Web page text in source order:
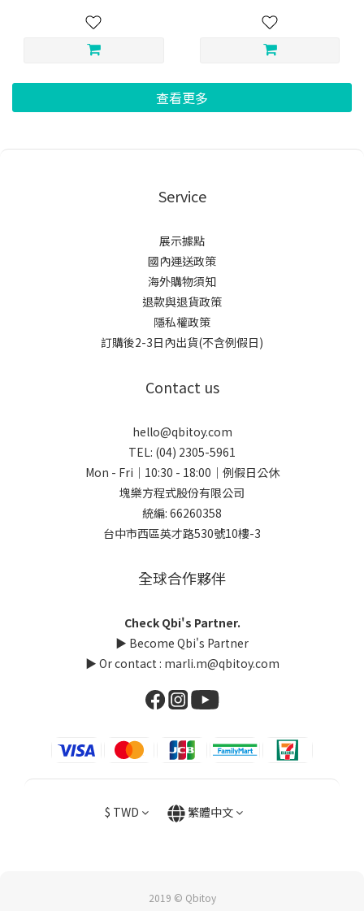
查看更多
Service
展示據點
國內運送政策
海外購物須知
退款與退貨政策
隱私權政策
訂購後2-3日內出貨(不含例假日)
Contact us
hello@qbitoy.com
TEL: (04) 2305-5961
Mon - Fri｜10:30 - 18:00｜例假日公休
塊樂方程式股份有限公司
統編: 66260358
台中市西區英才路530號10樓-3
全球合作夥伴
Check Qbi's Partner.
▶ Become Qbi's Partner
▶ Or contact : marli.m@qbitoy.com
$ TWD 繁體中文
2019 © Qbitoy